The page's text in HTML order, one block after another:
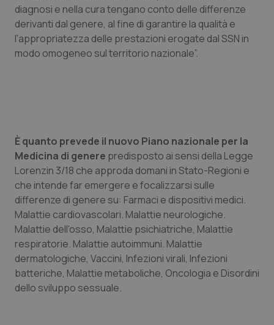
Friuli Venezia Giulia
Lazio
Molise
Piemonte
Provincia Autonoma di Bolzano
Provincia Autonoma di Trento
Puglia
Dermatite Atopica
Diabete & glucometri
Epatiti
HIV
Infezioni & Febbre
Ipertensione & Scompenso
Malattie rare
diagnosi e nella cura tengano conto delle differenze
derivanti dal genere, al fine di garantire la qualità e
l'appropriatezza delle prestazioni erogate dal SSN in
modo omogeneo sul territorio nazionale”.
È quanto prevede il nuovo Piano nazionale per la
Medicina di genere predisposto ai sensi della Legge
Lorenzin 3/18 che approda domani in Stato-Regioni e
che intende far emergere e focalizzarsi sulle
differenze di genere su: Farmaci e dispositivi medici.
Malattie cardiovascolari. Malattie neurologiche.
Malattie dell'osso, Malattie psichiatriche, Malattie
respiratorie. Malattie autoimmuni. Malattie
dermatologiche, Vaccini, Infezioni virali, Infezioni
batteriche, Malattie metaboliche, Oncologia e Disordini
dello sviluppo sessuale.